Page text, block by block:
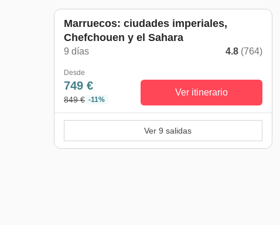
Marruecos: ciudades imperiales,
Chefchouen y el Sahara
9 días 4.8 (764)
Desde
749 €
849 € -11%
Ver itinerario
Ver 9 salidas